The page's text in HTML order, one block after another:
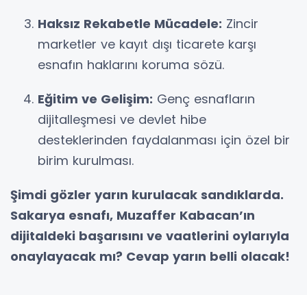
Haksız Rekabetle Mücadele: Zincir
marketler ve kayıt dışı ticarete karşı
esnafın haklarını koruma sözü.
Eğitim ve Gelişim: Genç esnafların
dijitalleşmesi ve devlet hibe
desteklerinden faydalanması için özel bir
birim kurulması.
Şimdi gözler yarın kurulacak sandıklarda.
Sakarya esnafı, Muzaffer Kabacan’ın
dijitaldeki başarısını ve vaatlerini oylarıyla
onaylayacak mı? Cevap yarın belli olacak!